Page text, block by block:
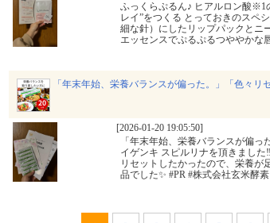
ふっくらぷるん♪ ヒアルロン酸※1
レイ”をつくる とっておきのスペ
細な針）にしたリップパックとニ
エッセンスでぷるぷるつややかな
「年末年始、栄養バランスが偏った。」「色々
[2026-01-20 19:05:50]
「年末年始、栄養バランスが偏
イゲンキ スピルリナを頂きまし
リセットしたかったので、栄養が
品でした✨ #PR #株式会社玄米酵